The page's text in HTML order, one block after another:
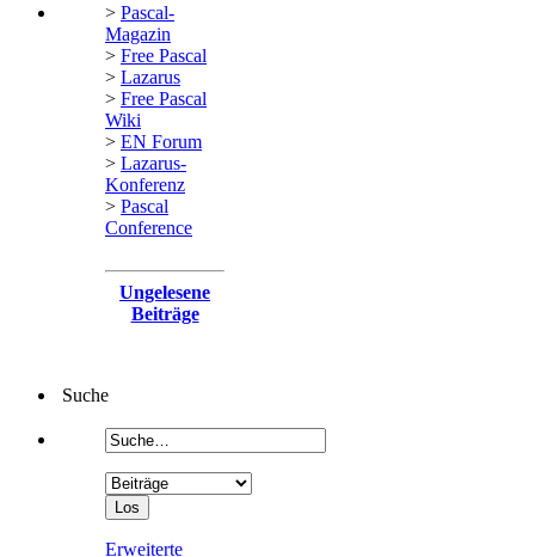
> Pascal-
Magazin
> Free Pascal
> Lazarus
> Free Pascal
Wiki
> EN Forum
> Lazarus-
Konferenz
> Pascal
Conference
Ungelesene
Beiträge
Suche
Erweiterte